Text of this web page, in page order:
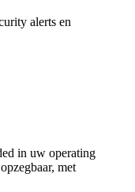
alerts en
in uw operating
met